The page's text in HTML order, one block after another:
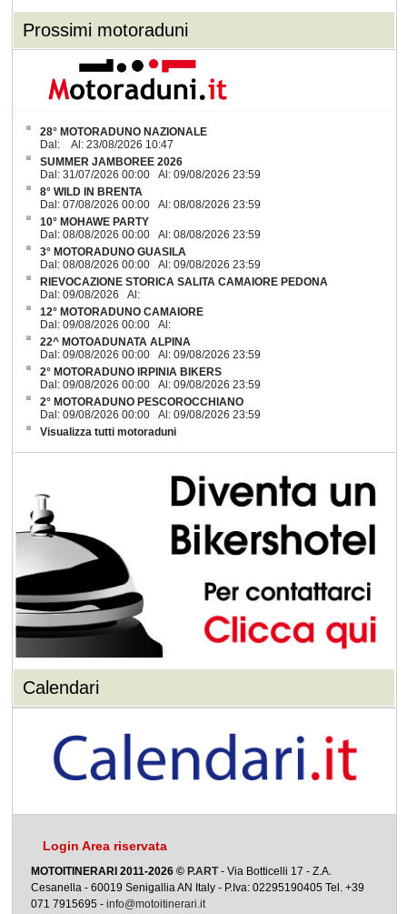
Prossimi motoraduni
28° MOTORADUNO NAZIONALE
Dal: Al: 23/08/2026 10:47
SUMMER JAMBOREE 2026
Dal: 31/07/2026 00:00 Al: 09/08/2026 23:59
8° WILD IN BRENTA
Dal: 07/08/2026 00:00 Al: 08/08/2026 23:59
10° MOHAWE PARTY
Dal: 08/08/2026 00:00 Al: 08/08/2026 23:59
3° MOTORADUNO GUASILA
Dal: 08/08/2026 00:00 Al: 09/08/2026 23:59
RIEVOCAZIONE STORICA SALITA CAMAIORE PEDONA
Dal: 09/08/2026 Al:
12° MOTORADUNO CAMAIORE
Dal: 09/08/2026 00:00 Al:
22^ MOTOADUNATA ALPINA
Dal: 09/08/2026 00:00 Al: 09/08/2026 23:59
2° MOTORADUNO IRPINIA BIKERS
Dal: 09/08/2026 00:00 Al: 09/08/2026 23:59
2° MOTORADUNO PESCOROCCHIANO
Dal: 09/08/2026 00:00 Al: 09/08/2026 23:59
Visualizza tutti motoraduni
Calendari
Login Area riservata
MOTOITINERARI 2011-2026 ©P.ART- Via Botticelli 17 - Z.A.
Cesanella - 60019 Senigallia AN Italy - P.Iva: 02295190405 Tel. +39
071 7915695 -info@motoitinerari.it